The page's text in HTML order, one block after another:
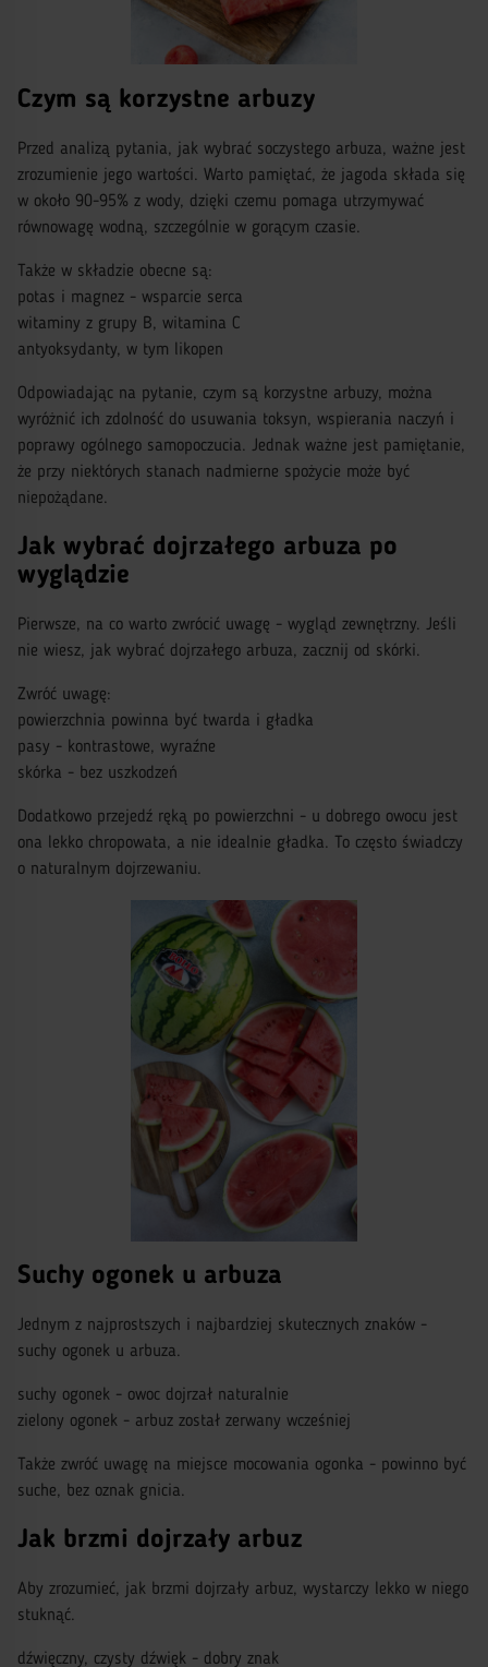
Czym są korzystne arbuzy
Przed analizą pytania, jak wybrać soczystego arbuza, ważne jest
zrozumienie jego wartości. Warto pamiętać, że jagoda składa się
w około 90-95% z wody, dzięki czemu pomaga utrzymywać
równowagę wodną, szczególnie w gorącym czasie.
Także w składzie obecne są:
potas i magnez - wsparcie serca
witaminy z grupy B, witamina C
antyoksydanty, w tym likopen
Odpowiadając na pytanie, czym są korzystne arbuzy, można
wyróżnić ich zdolność do usuwania toksyn, wspierania naczyń i
poprawy ogólnego samopoczucia. Jednak ważne jest pamiętanie,
że przy niektórych stanach nadmierne spożycie może być
niepożądane.
Jak wybrać dojrzałego arbuza po
wyglądzie
Pierwsze, na co warto zwrócić uwagę - wygląd zewnętrzny. Jeśli
nie wiesz, jak wybrać dojrzałego arbuza, zacznij od skórki.
Zwróć uwagę:
powierzchnia powinna być twarda i gładka
pasy - kontrastowe, wyraźne
skórka - bez uszkodzeń
Dodatkowo przejedź ręką po powierzchni - u dobrego owocu jest
ona lekko chropowata, a nie idealnie gładka. To często świadczy
o naturalnym dojrzewaniu.
Suchy ogonek u arbuza
Jednym z najprostszych i najbardziej skutecznych znaków -
suchy ogonek u arbuza.
suchy ogonek - owoc dojrzał naturalnie
zielony ogonek - arbuz został zerwany wcześniej
Także zwróć uwagę na miejsce mocowania ogonka - powinno być
suche, bez oznak gnicia.
Jak brzmi dojrzały arbuz
Aby zrozumieć, jak brzmi dojrzały arbuz, wystarczy lekko w niego
stuknąć.
dźwięczny, czysty dźwięk - dobry znak